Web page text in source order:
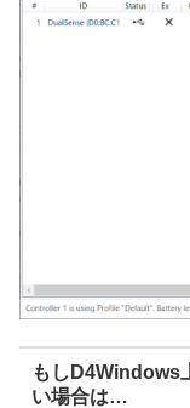
もしD4Windows
い場合は…